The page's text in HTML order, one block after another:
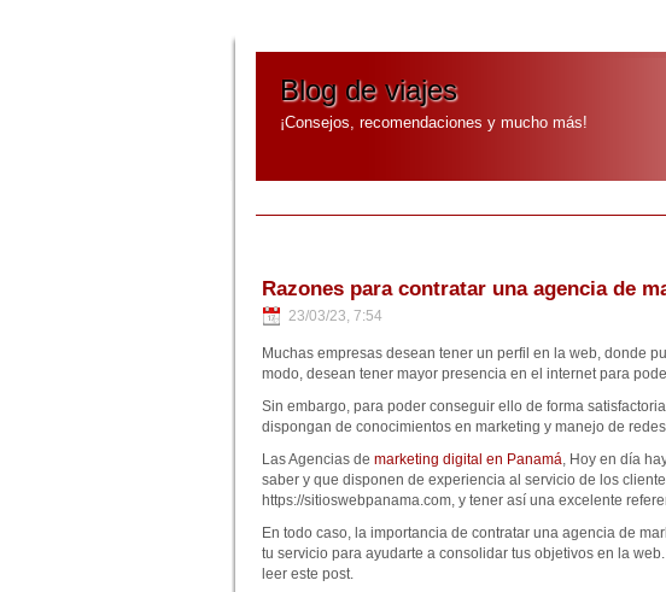
Blog de viajes
¡Consejos, recomendaciones y mucho más!
Razones para contratar una agencia de
23/03/23, 7:54
Muchas empresas desean tener un perfil en la web, donde
modo, desean tener mayor presencia en el internet para
Sin embargo, para poder conseguir ello de forma
dispongan de conocimientos en marketing y manejo de
Las Agencias de marketing digital en Panamá, Hoy en día
saber y que disponen de experiencia al servicio de los
https://sitioswebpanama.com, y tener así una excelente
En todo caso, la importancia de contratar una agencia de
tu servicio para ayudarte a consolidar tus objetivos en la
leer este post.